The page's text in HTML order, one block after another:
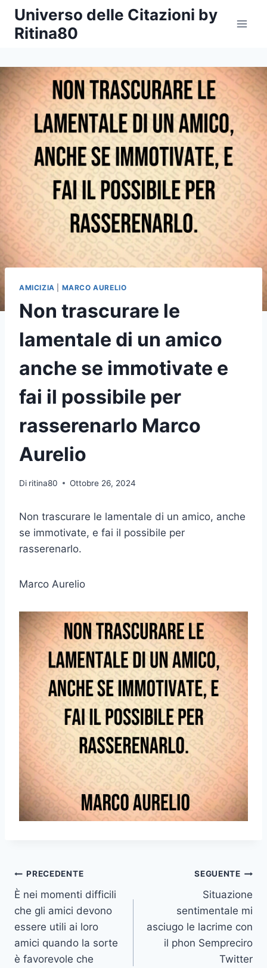
Salta
contenuto
Universo delle Citazioni by
Ritina80
AMICIZIA MARCO AURELIO
Non trascurare le
lamentale di un amico
anche se immotivate e
fai il possibile per
rasserenarlo Marco
Aurelio
Di ritina80 Ottobre 26, 2024
Non trascurare le lamentale di un amico, anche
se immotivate, e fai il possibile per
rasserenarlo.
Marco Aurelio
Navigazione
articoli
PRECEDENTE
È nei momenti difficili
che gli amici devono
essere utili ai loro
amici quando la sorte
è favorevole che
SEGUENTE
Situazione
sentimentale mi
asciugo le lacrime con
il phon Sempreciro
Twitter